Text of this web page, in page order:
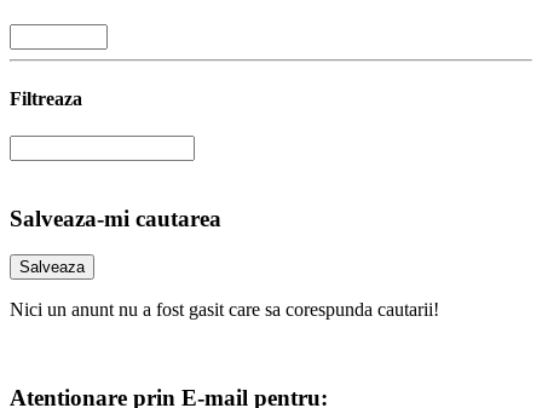
Filtreaza
Salveaza-mi cautarea
Nici un anunt nu a fost gasit care sa corespunda cautarii!
Atentionare prin E-mail pentru: